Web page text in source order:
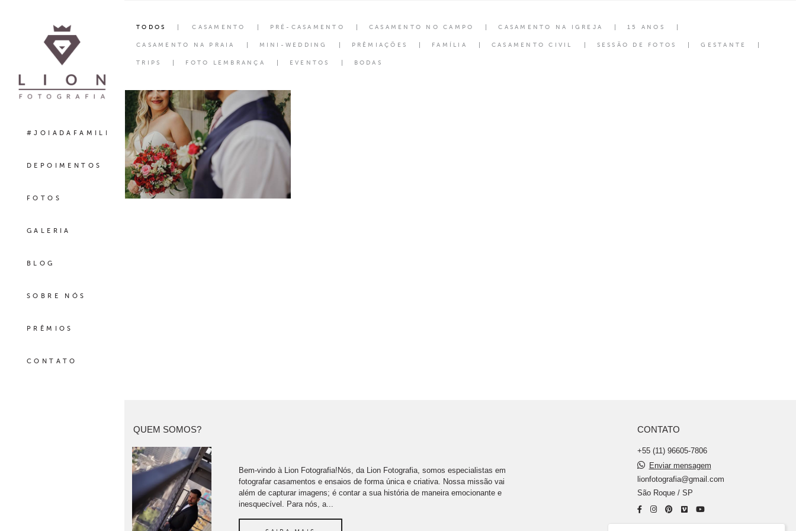
#JOIADAFAMILIA
DEPOIMENTOS
FOTOS
GALERIA
BLOG
SOBRE NÓS
PRÊMIOS
CONTATO
TODOS CASAMENTO PRÉ-CASAMENTO CASAMENTO NO CAMPO CASAMENTO NA IGREJA 15 ANOS
CASAMENTO NA PRAIA MINI-WEDDING PRÊMIAÇÕES FAMÍLIA CASAMENTO CIVIL SESSÃO DE FOTOS GESTANTE
TRIPS FOTO LEMBRANÇA EVENTOS BODAS
QUEM SOMOS?
Bem-vindo à Lion Fotografia!Nós, da Lion Fotografia, somos especialistas em
fotografar casamentos e ensaios de forma única e criativa. Nossa missão vai
além de capturar imagens; é contar a sua história de maneira emocionante e
inesquecível. Para nós, a...
CONTATO
+55 (11) 96605-7806
Enviar mensagem
lionfotografia@gmail.com
São Roque / SP